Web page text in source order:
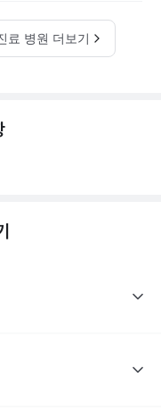
료 병원 더보기